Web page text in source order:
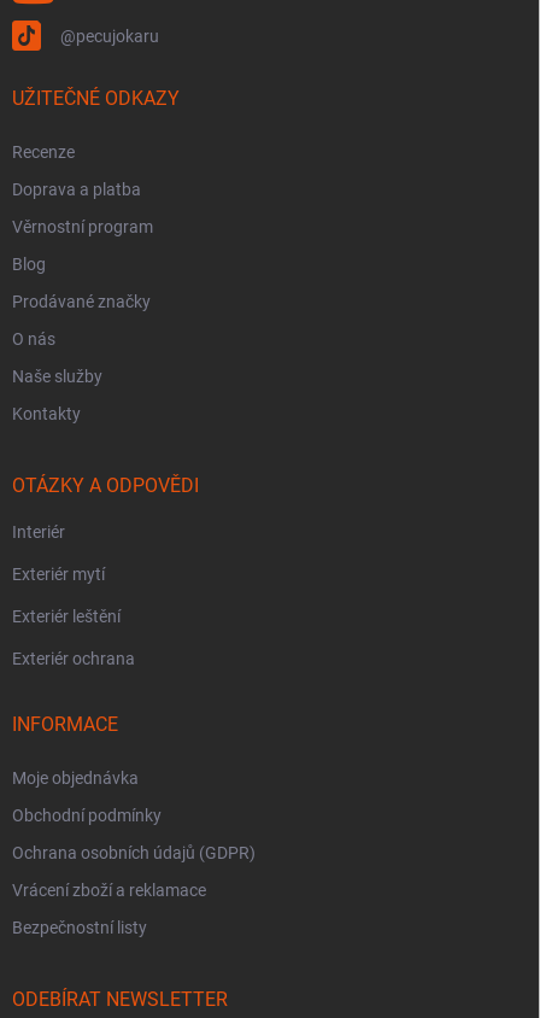
@pecujokaru
UŽITEČNÉ ODKAZY
Recenze
Doprava a platba
Věrnostní program
Blog
Prodávané značky
O nás
Naše služby
Kontakty
OTÁZKY A ODPOVĚDI
Interiér
Exteriér mytí
Exteriér leštění
Exteriér ochrana
INFORMACE
Moje objednávka
Obchodní podmínky
Ochrana osobních údajů (GDPR)
Vrácení zboží a reklamace
Bezpečnostní listy
ODEBÍRAT NEWSLETTER